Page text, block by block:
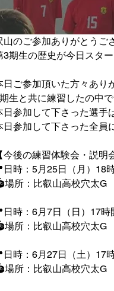
山のご参加ありがとうご
3期生の歴史が今日スタ
日ご参加頂いた方々あり
生と共に練習したの中
日参加して下さった選手
日参加して下さった全員
【今後の練習体験会・説明
日時：5月25日（月）18
所：比叡山高校穴太G
日時：6月7日（日）17時
所：比叡山高校穴太G
日時：6月27日（土）17
所：比叡山高校穴太G